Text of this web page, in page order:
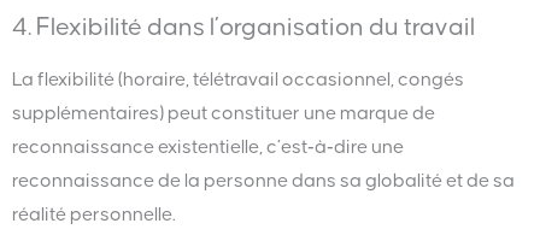
4. Flexibilité dans l’organisation du travail
La flexibilité (horaire, télétravail occasionnel, congés
supplémentaires) peut constituer une marque de
reconnaissance existentielle, c’est‑à‑dire une
reconnaissance de la personne dans sa globalité et de sa
réalité personnelle.